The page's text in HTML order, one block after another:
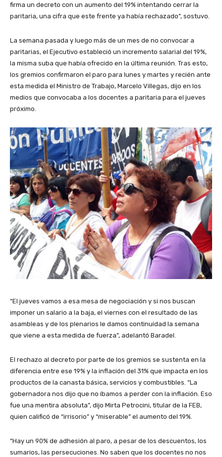
firma un decreto con un aumento del 19% intentando cerrar la
paritaria, una cifra que este frente ya había rechazado”, sostuvo.
La semana pasada y luego más de un mes de no convocar a
paritarias, el Ejecutivo estableció un incremento salarial del 19%,
la misma suba que había ofrecido en la última reunión. Tras esto,
los gremios confirmaron el paro para lunes y martes y recién ante
esta medida el Ministro de Trabajo, Marcelo Villegas, dijo en los
medios que convocaba a los docentes a paritaria para el jueves
próximo.
“El jueves vamos a esa mesa de negociación y si nos buscan
imponer un salario a la baja, el viernes con el resultado de las
asambleas y de los plenarios le damos continuidad la semana
que viene a esta medida de fuerza”, adelantó Baradel.
El rechazo al decreto por parte de los gremios se sustenta en la
diferencia entre ese 19% y la inflación del 31% que impacta en los
productos de la canasta básica, servicios y combustibles. “La
gobernadora nos dijo que no íbamos a perder con la inflación. Eso
fue una mentira absoluta”, dijo Mirta Petrocini, titular de la FEB,
quien calificó de “irrisorio” y “miserable” el aumento del 19%.
“Hay un 90% de adhesión al paro, a pesar de los descuentos, los
sumarios, las persecuciones. No saben que los docentes no nos